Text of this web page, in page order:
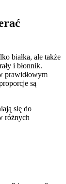
białka, ale także
i błonnik.
prawidłowym
są
się do
różnych